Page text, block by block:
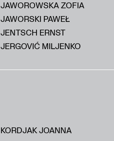
JAWOROWSKA ZOFIA
JAWORSKI PAWEŁ
JENTSCH ERNST
JERGOVIĆ MILJENKO
KORDJAK JOANNA